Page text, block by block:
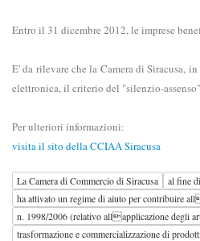
Entro il 31 dicembre 2012, le imprese
E' da rilevare che la Camera di Siracusa,
elettronica, il criterio del "silenzio-
Per ulteriori informazioni:
visita il sito della CCIAA Siracusa
La Camera di Commercio di Siracusa
al fine
ha attivato un regime di aiuto per contribuire
n. 1998/2006 (relativo allapplicazione degli
trasformazione e commercializzazione di